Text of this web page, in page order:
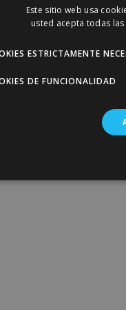
en
y Qué
En Mallorca
Este sitio web usa
usted acepta todas
ESTRICTAMENTE
DE FUNCIONALIDAD